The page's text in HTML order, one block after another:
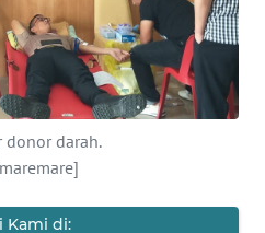
donor darah.
Kami di: